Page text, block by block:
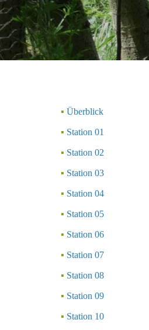
Überblick
Station 01
Station 02
Station 03
Station 04
Station 05
Station 06
Station 07
Station 08
Station 09
Station 10